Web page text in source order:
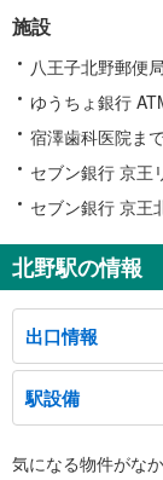
施設
八王子北野郵便
ゆうちょ銀行
宿澤歯科医院ま
セブン銀行 京王
セブン銀行 京王
北野駅の情報
出口情報
北口・中央南口
北野町 打越町 方面
シーのりば、バスのり
南口
駅設備
※段差なしでの移動
気になる物件がな